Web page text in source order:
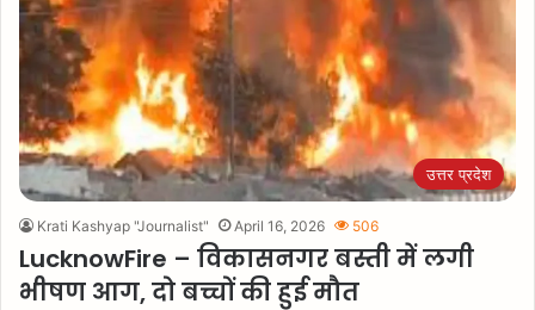
उत्तर प्रदेश
Krati Kashyap "Journalist" April 16, 2026 506
LucknowFire – विकासनगर बस्ती में लगी
भीषण आग, दो बच्चों की हुई मौत